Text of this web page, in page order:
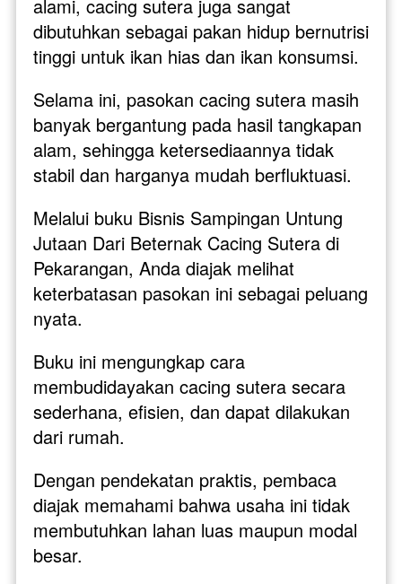
alami, cacing sutera juga sangat
dibutuhkan sebagai pakan hidup bernutrisi
tinggi untuk ikan hias dan ikan konsumsi.
Selama ini, pasokan cacing sutera masih
banyak bergantung pada hasil tangkapan
alam, sehingga ketersediaannya tidak
stabil dan harganya mudah berfluktuasi.
Melalui buku Bisnis Sampingan Untung
Jutaan Dari Beternak Cacing Sutera di
Pekarangan, Anda diajak melihat
keterbatasan pasokan ini sebagai peluang
nyata.
Buku ini mengungkap cara
membudidayakan cacing sutera secara
sederhana, efisien, dan dapat dilakukan
dari rumah.
Dengan pendekatan praktis, pembaca
diajak memahami bahwa usaha ini tidak
membutuhkan lahan luas maupun modal
besar.